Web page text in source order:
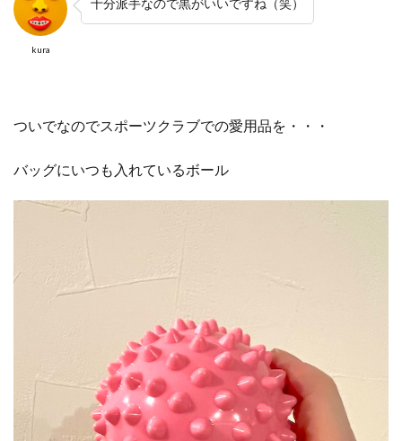
kura
十分派手なので黒がいいですね（笑）
ついでなのでスポーツクラブでの愛用品を・・・
バッグにいつも入れているボール